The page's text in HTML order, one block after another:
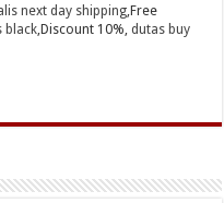
next day shipping,Free
black,Discount 10%,dutas buy